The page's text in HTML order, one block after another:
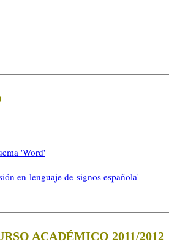
'Word'
en lenguaje de signos española'
ACADÉMICO 2011/2012